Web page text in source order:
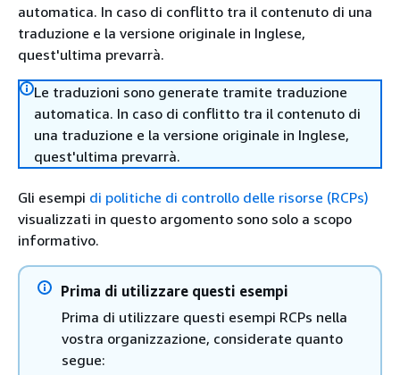
automatica. In caso di conflitto tra il contenuto di una
traduzione e la versione originale in Inglese,
quest'ultima prevarrà.
Le traduzioni sono generate tramite traduzione
automatica. In caso di conflitto tra il contenuto di
una traduzione e la versione originale in Inglese,
quest'ultima prevarrà.
Gli esempi di politiche di controllo delle risorse (RCPs)
visualizzati in questo argomento sono solo a scopo
informativo.
Prima di utilizzare questi esempi
Prima di utilizzare questi esempi RCPs nella
vostra organizzazione, considerate quanto
segue: